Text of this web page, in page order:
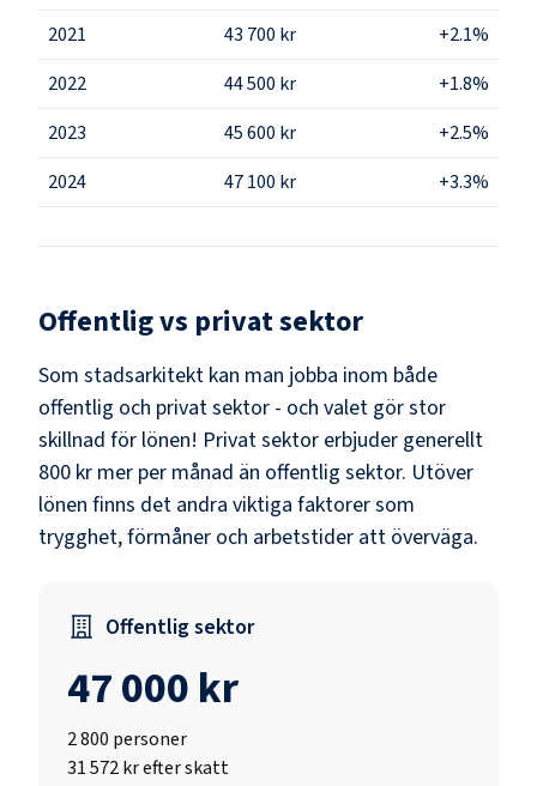
2021
43 700 kr
+2.1%
2022
44 500 kr
+1.8%
2023
45 600 kr
+2.5%
2024
47 100 kr +3.3%
Offentlig vs privat sektor
Som stadsarkitekt kan man jobba inom både
offentlig och privat sektor - och valet gör stor
skillnad för lönen! Privat sektor erbjuder generellt
800 kr mer per månad än offentlig sektor. Utöver
lönen finns det andra viktiga faktorer som
trygghet, förmåner och arbetstider att överväga.
Offentlig sektor
47 000 kr
2 800 personer
31 572 kr efter skatt